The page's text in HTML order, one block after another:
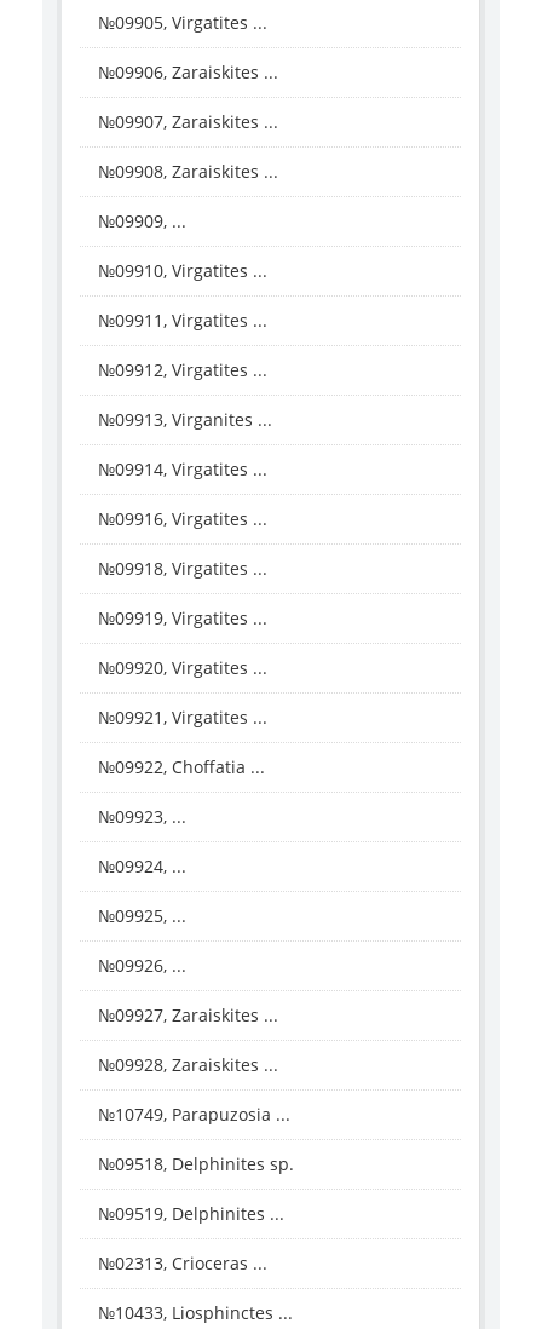
№09905, Virgatites ...
№09906, Zaraiskites ...
№09907, Zaraiskites ...
№09908, Zaraiskites ...
№09909, ...
№09910, Virgatites ...
№09911, Virgatites ...
№09912, Virgatites ...
№09913, Virganites ...
№09914, Virgatites ...
№09916, Virgatites ...
№09918, Virgatites ...
№09919, Virgatites ...
№09920, Virgatites ...
№09921, Virgatites ...
№09922, Choffatia ...
№09923, ...
№09924, ...
№09925, ...
№09926, ...
№09927, Zaraiskites ...
№09928, Zaraiskites ...
№10749, Parapuzosia ...
№09518, Delphinites sp.
№09519, Delphinites ...
№02313, Crioceras ...
№10433, Liosphinctes ...